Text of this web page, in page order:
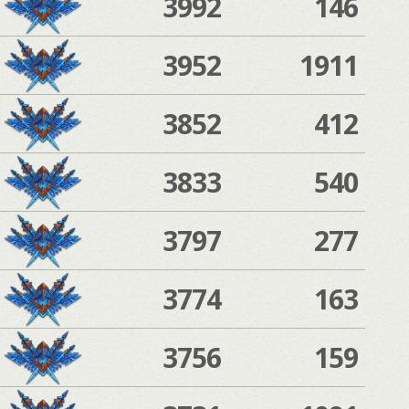
3952
1911
3852
412
3833
540
3797
277
3774
163
3756
159